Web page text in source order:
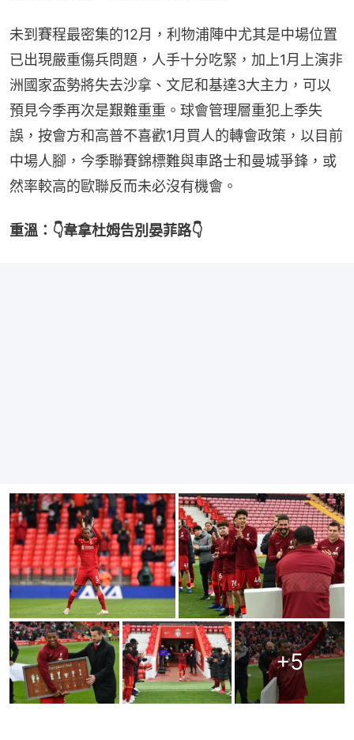
未到賽程最密集的12月，利物浦陣中尤其是中場位置
已出現嚴重傷兵問題，人手十分吃緊，加上1月上演非
洲國家盃勢將失去沙拿、文尼和基達3大主力，可以
預見今季再次是艱難重重。球會管理層重犯上季失
誤，按會方和高普不喜歡1月買人的轉會政策，以目前
中場人腳，今季聯賽錦標難與車路士和曼城爭鋒，或
然率較高的歐聯反而未必沒有機會。
重溫：👇韋拿杜姆告別晏菲路👇
+5